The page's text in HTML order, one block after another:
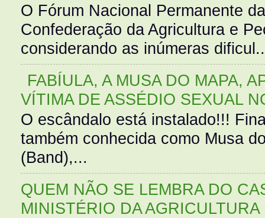
O Fórum Nacional Permanente
Confederação da Agricultura e
considerando as inúmeras
FABÍULA, A MUSA DO MAPA,
VÍTIMA DE ASSÉDIO SEXUAL
O escândalo está instalado!!!
também conhecida como Musa
(Band),...
QUEM NÃO SE LEMBRA DO
MINISTÉRIO DA AGRICULTURA